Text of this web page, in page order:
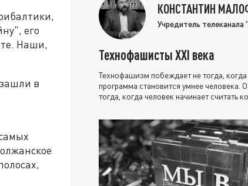
его
Наши,
в
КОНСТАНТИН
Учредитель
Технофашисты XXI века
Технофашизм побеждает не тогда,
программа становится умнее человека.
тогда, когда человек начинает считать